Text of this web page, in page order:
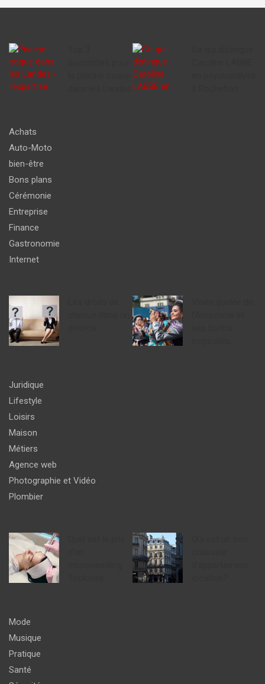
Achats
Auto-Moto
bien-être
Bons plans
Cérémonie
Entreprise
Finance
Gastronomie
Internet
Juridique
Lifestyle
Loisirs
Maison
Métiers
Agence web
Photographie et Vidéo
Plombier
Mode
Musique
Pratique
Santé